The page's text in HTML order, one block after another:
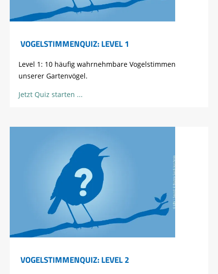
VOGELSTIMMENQUIZ: LEVEL 1
Level 1: 10 häufig wahrnehmbare Vogelstimmen
unserer Gartenvögel.
Jetzt Quiz starten
VOGELSTIMMENQUIZ: LEVEL 2